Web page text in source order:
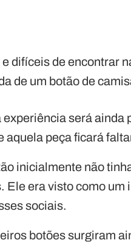
difíceis de encontrar
de um botão de
será ainda
aquela peça ficará
inicialmente não
Ele era visto como
sociais.
botões surgiram